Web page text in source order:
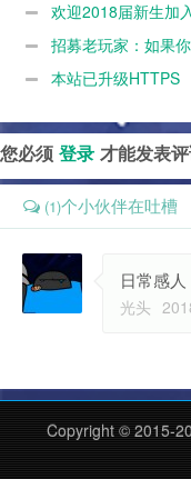
欢迎2018届新生加入
招募老玩家：如果
本站已升级HTTPS
您必须 登录 才能发表评
(1)个小伙伴在吐槽
日常感人
光头
Copyright © 2015-